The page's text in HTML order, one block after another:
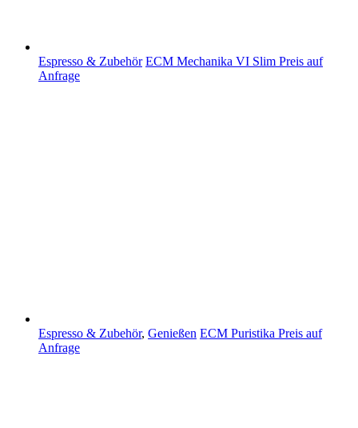
Espresso & Zubehör ECM Mechanika VI Slim Preis auf
Anfrage
Espresso & Zubehör, Genießen ECM Puristika Preis auf
Anfrage